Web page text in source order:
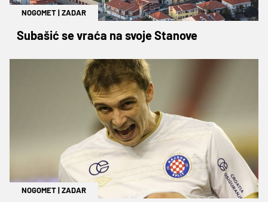
NOGOMET|ZADAR
Subašić se vraća na svoje Stanove
NOGOMET|ZADAR